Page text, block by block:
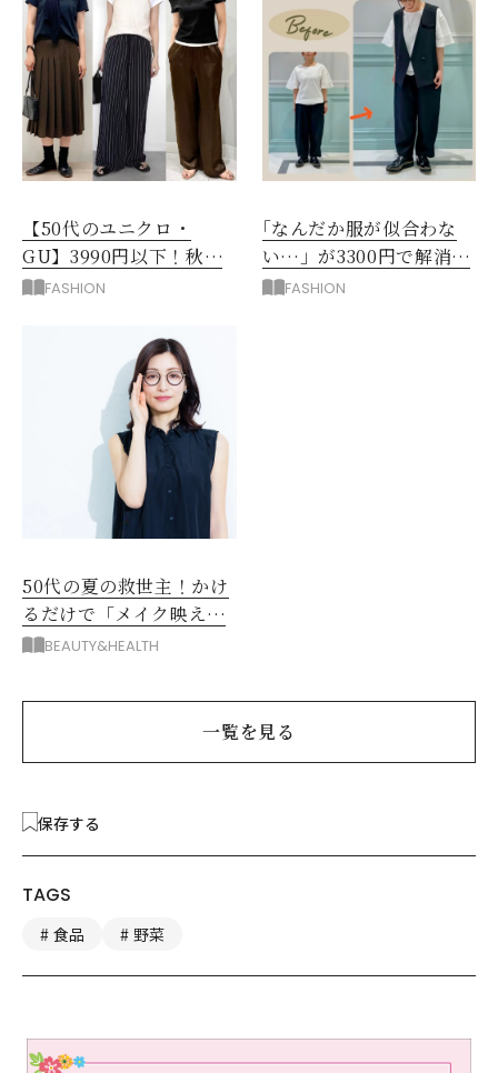
【50代のユニクロ・
GU】3990円以下！秋ま
ではける涼しげボトムス3
FASHION
｢なんだか服が似合わな
い…」が3300円で解消！
阪神梅田のサービスが神
FASHION
50代の夏の救世主！かけ
るだけで「メイク映え」
する眼鏡
BEAUTY&HEALTH
一覧を見る
保存する
TAGS
食品 野菜